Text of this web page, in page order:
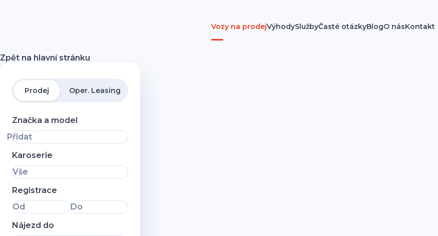
Vozy na prodejVýhodySlužbyČasté otázkyBlogO násKontakt
Zpět na hlavní stránku
Prodej Oper. Leasing
Značka a model
Přidat
Karoserie
Vše
Registrace
Od
Do
Nájezd do